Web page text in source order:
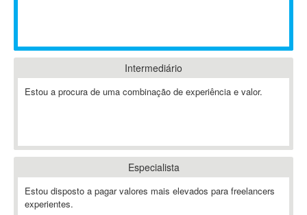
ABAP
Abaqus
ABBYY FineReader
Ableton
Ableton Push
Abstract
Intermediário
Estou a procura de uma combinação de experiência e valor.
Especialista
Estou disposto a pagar valores mais elevados para freelancers
experientes.